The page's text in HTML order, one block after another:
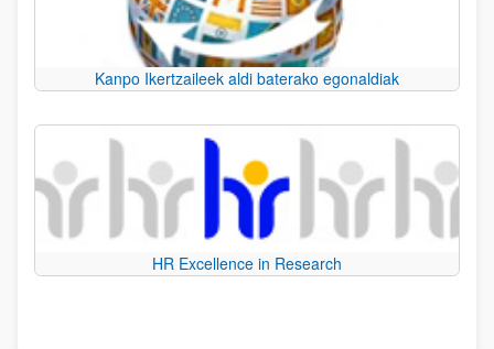
Kanpo Ikertzaileek aldi baterako egonaldiak
HR Excellence in Research